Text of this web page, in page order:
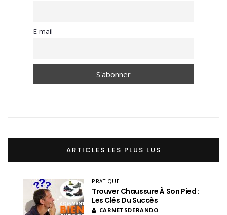
E-mail
ARTICLES LES PLUS LUS
PRATIQUE
Trouver Chaussure À Son Pied :
Les Clés Du Succès
CARNETSDERANDO